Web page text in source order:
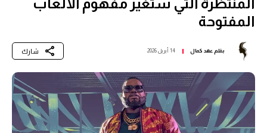
المفتوحة
بقلمعهد كمال 14 أبريل 2026 شارك